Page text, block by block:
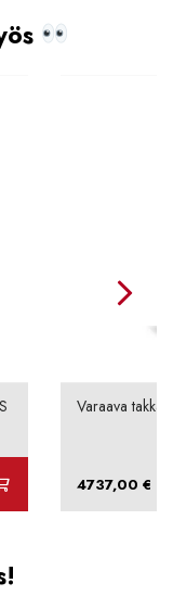
Varaava takka
4737,00 €